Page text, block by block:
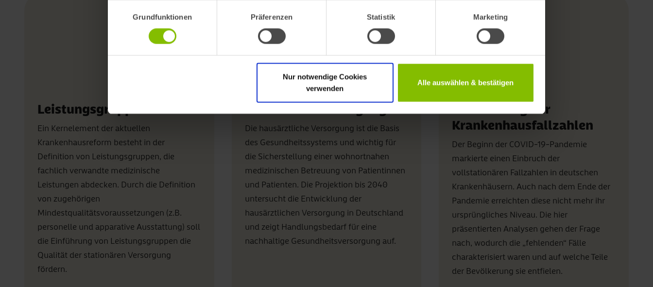
Grundfunktionen
Präferenzen Statistik Marketing
Nur notwendige Cookies
verwenden
Alle auswählen & bestätigen
Leistungsgruppen
Ein Kernelement der aktuellen
Krankenhausreform besteht in der
Definition von Leistungsgruppen, die
fachlich verwandte medizinische
Leistungen abdecken. Durch die Definition
von zugehörigen
Mindestqualitätsvoraussetzungen (z.B.
personelle und apparative Ausstattung) soll
die Einführung von Leistungsgruppen die
Qualität der stationären Versorgung
fördern.
Ambulante Versorgung
Die hausärztliche Versorgung ist die Basis
des Gesundheitssystems und wichtig für
die Sicherstellung einer wohnortnahen
medizinischen Betreuung von Patientinnen
und Patienten. Die Projektion bis 2040
untersucht die Entwicklung der
hausärztlichen Versorgung in Deutschland
und zeigt Handlungsbedarf für eine
nachhaltige Gesundheitsversorgung auf.
Entwicklung der
Krankenhausfallzahlen
Der Beginn der COVID-19-Pandemie
markierte einen Einbruch der
vollstationären Fallzahlen in deutschen
Krankenhäusern. Auch nach dem Ende der
Pandemie erreichten diese nicht mehr ihr
ursprüngliches Niveau. Die hier
präsentierten Analysen gehen der Frage
nach, wodurch die „fehlenden“ Fälle
charakterisiert waren und auf welche Teile
der Bevölkerung sie entfielen.